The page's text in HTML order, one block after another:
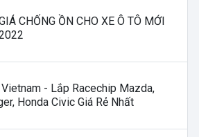
CHỐNG ỒN CHO XE Ô TÔ MỚI
Vietnam - Lắp Racechip Mazda,
Honda Civic Giá Rẻ Nhất